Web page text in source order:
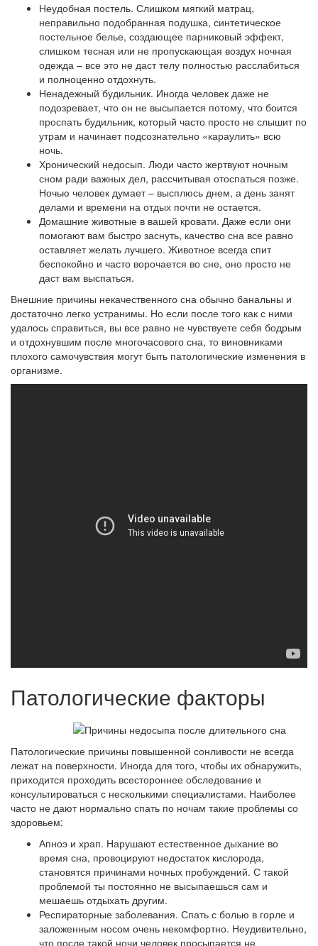
Неудобная постель. Слишком мягкий матрац,
неправильно подобранная подушка, синтетическое
постельное белье, создающее парниковый эффект,
слишком тесная или не пропускающая воздух ночная
одежда – все это не даст телу полностью расслабиться
и полноценно отдохнуть.
Ненадежный будильник. Иногда человек даже не
подозревает, что он не высыпается потому, что боится
проспать будильник, который часто просто не слышит по
утрам и начинает подсознательно «караулить» всю
ночь.
Хронический недосып. Люди часто жертвуют ночным
сном ради важных дел, рассчитывая отоспаться позже.
Ночью человек думает – высплюсь днем, а день занят
делами и времени на отдых почти не остается.
Домашние животные в вашей кровати. Даже если они
помогают вам быстро заснуть, качество сна все равно
оставляет желать лучшего. Животное всегда спит
беспокойно и часто ворочается во сне, оно просто не
даст вам выспаться.
Внешние причины некачественного сна обычно банальны и
достаточно легко устранимы. Но если после того как с ними
удалось справиться, вы все равно не чувствуете себя бодрым
и отдохнувшим после многочасового сна, то виновниками
плохого самочувствия могут быть патологические изменения в
организме.
Патологические факторы
Патологические причины повышенной сонливости не всегда
лежат на поверхности. Иногда для того, чтобы их обнаружить,
приходится проходить всестороннее обследование и
консультироваться с несколькими специалистами. Наиболее
часто не дают нормально спать по ночам такие проблемы со
здоровьем:
Апноэ и храп. Нарушают естественное дыхание во
время сна, провоцируют недостаток кислорода,
становятся причинами ночных пробуждений. С такой
проблемой ты постоянно не высыпаешься сам и
мешаешь отдыхать другим.
Респираторные заболевания. Спать с болью в горле и
заложенным носом очень некомфортно. Неудивительно,
что после такой ночи человек просыпается не